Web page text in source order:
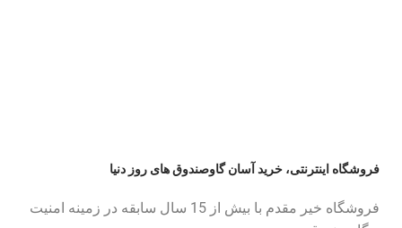
فروشگاه اینترنتی، خرید آسان گاوصندوق های روز دنیا
فروشگاه خیر مقدم با بیش از 15 سال سابقه در زمینه امنیت